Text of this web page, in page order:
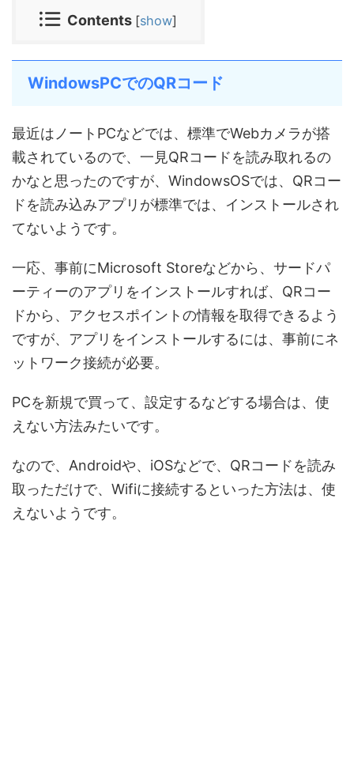
Contents [show]
WindowsPCでのQRコード
最近はノートPCなどでは、標準でWebカメラが搭
載されているので、一見QRコードを読み取れるの
かなと思ったのですが、WindowsOSでは、QRコー
ドを読み込みアプリが標準では、インストールされ
てないようです。
一応、事前にMicrosoft Storeなどから、サードパ
ーティーのアプリをインストールすれば、QRコー
ドから、アクセスポイントの情報を取得できるよう
ですが、アプリをインストールするには、事前にネ
ットワーク接続が必要。
PCを新規で買って、設定するなどする場合は、使
えない方法みたいです。
なので、Androidや、iOSなどで、QRコードを読み
取っただけで、Wifiに接続するといった方法は、使
えないようです。